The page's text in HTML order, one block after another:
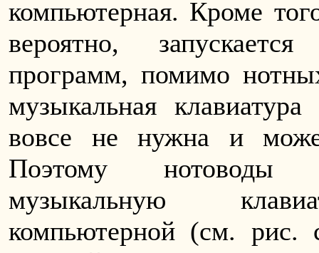
компьютерная. Кроме
вероятно,
программ, помимо
музыкальная
вовсе не нужна и
Поэтому нотоводы
музыкальную
компьютерной (см. рис.